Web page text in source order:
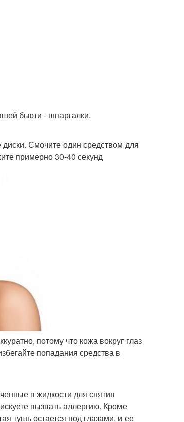
бьюти - шпаргалки.
Смочите один средством для
примерно 30-40 секунд
потому что кожа вокруг глаз
попадания средства в
в жидкости для снятия
вызвать аллергию. Кроме
тушь остается под глазами, и ее